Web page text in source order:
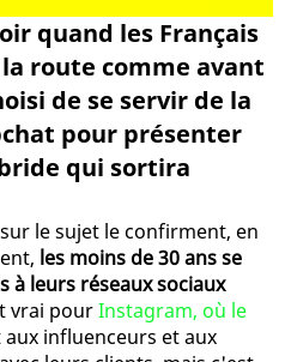
quand les Français
route comme avant
de se servir de la
pour présenter
qui sortira
le sujet le confirment, en
les moins de 30 ans se
à leurs réseaux sociaux
vrai pourInstagram, où le
influenceurs et aux